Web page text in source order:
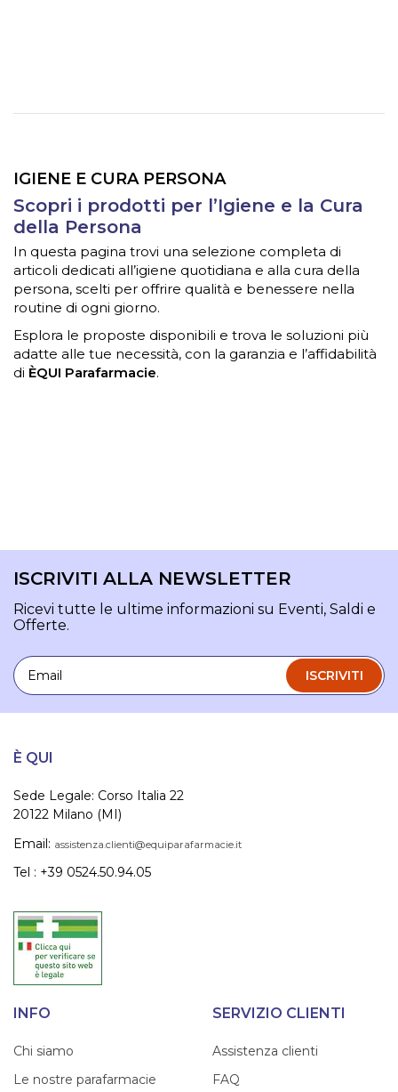
IGIENE E CURA PERSONA
Scopri i prodotti per l’Igiene e la Cura
della Persona
In questa pagina trovi una selezione completa di
articoli dedicati all’igiene quotidiana e alla cura della
persona, scelti per offrire qualità e benessere nella
routine di ogni giorno.
Esplora le proposte disponibili e trova le soluzioni più
adatte alle tue necessità, con la garanzia e l’affidabilità
di ÈQUI Parafarmacie.
ISCRIVITI ALLA NEWSLETTER
Ricevi tutte le ultime informazioni su Eventi, Saldi e
Offerte.
Email
ISCRIVITI
È QUI
Sede Legale: Corso Italia 22
20122 Milano (MI)
Email: assistenza.clienti@equiparafarmacie.it
Tel : +39 0524.50.94.05
INFO
Chi siamo
Le nostre parafarmacie
SERVIZIO CLIENTI
Assistenza clienti
FAQ